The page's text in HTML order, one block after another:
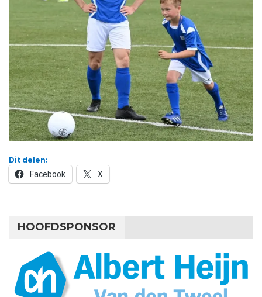
Dit delen:
Facebook X
HOOFDSPONSOR